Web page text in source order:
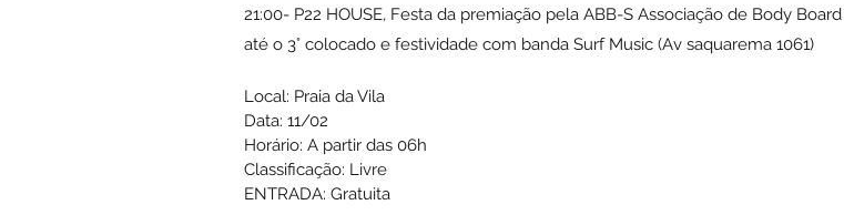
21:00- P22 HOUSE, Festa da premiação pela ABB-S Associação de Body
até o 3° colocado e festividade com banda Surf Music (Av saquarema 1061)
Local: Praia da Vila
Data: 11/02
Horário: A partir das 06h
Classificação: Livre
ENTRADA: Gratuita